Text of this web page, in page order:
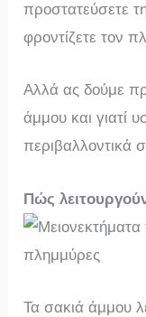
προστατεύσετε
φροντίζετε τον
Αλλά ας δούμε
άμμου και γιατί
περιβαλλοντικά
Πώς
Τα σακιά άμμου